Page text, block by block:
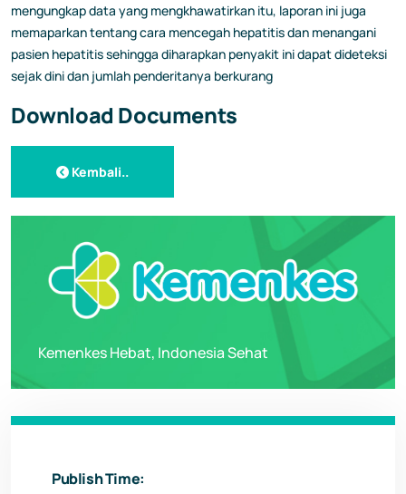
mengungkap data yang mengkhawatirkan itu, laporan ini juga
memaparkan tentang cara mencegah hepatitis dan menangani
pasien hepatitis sehingga diharapkan penyakit ini dapat dideteksi
sejak dini dan jumlah penderitanya berkurang
Download Documents
Kembali..
Kemenkes Hebat, Indonesia Sehat
Publish Time: